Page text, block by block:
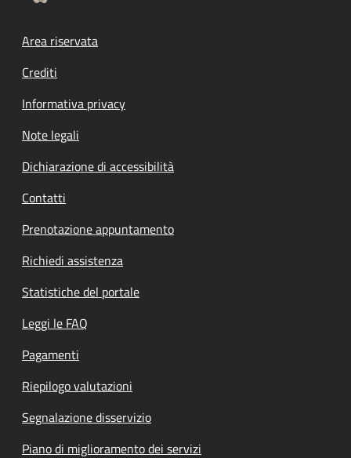
Footer menu
Area riservata
Crediti
Informativa privacy
Note legali
Dichiarazione di accessibilità
Contatti
Prenotazione appuntamento
Richiedi assistenza
Statistiche del portale
Leggi le FAQ
Pagamenti
Riepilogo valutazioni
Segnalazione disservizio
Piano di miglioramento dei servizi